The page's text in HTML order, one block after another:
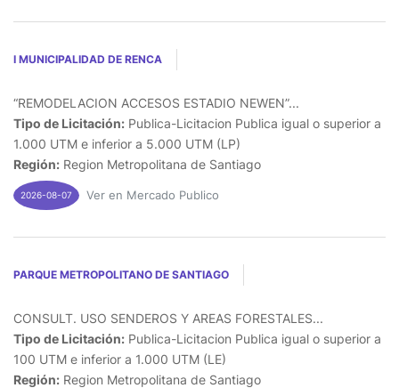
I MUNICIPALIDAD DE RENCA
“REMODELACION ACCESOS ESTADIO NEWEN”...
Tipo de Licitación: Publica-Licitacion Publica igual o superior a
1.000 UTM e inferior a 5.000 UTM (LP)
Región: Region Metropolitana de Santiago
2026-08-07 Ver en Mercado Publico
PARQUE METROPOLITANO DE SANTIAGO
CONSULT. USO SENDEROS Y AREAS FORESTALES...
Tipo de Licitación: Publica-Licitacion Publica igual o superior a
100 UTM e inferior a 1.000 UTM (LE)
Región: Region Metropolitana de Santiago